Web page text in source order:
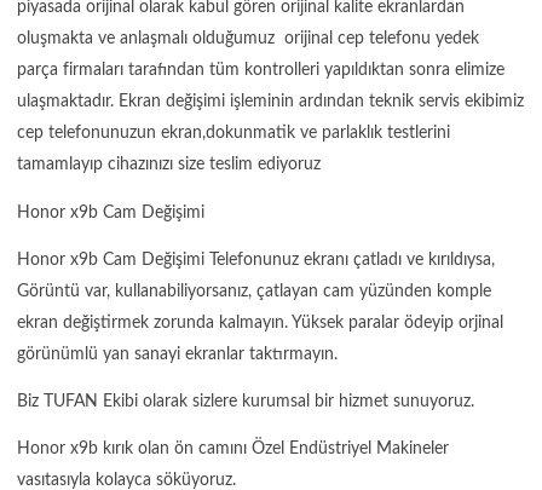
piyasada orijinal olarak kabul gören orijinal kalite ekranlardan
oluşmakta ve anlaşmalı olduğumuz orijinal cep telefonu yedek
parça firmaları tarafından tüm kontrolleri yapıldıktan sonra elimize
ulaşmaktadır. Ekran değişimi işleminin ardından teknik servis ekibimiz
cep telefonunuzun ekran,dokunmatik ve parlaklık testlerini
tamamlayıp cihazınızı size teslim ediyoruz
Honor x9b Cam Değişimi
Honor x9b Cam Değişimi Telefonunuz ekranı çatladı ve kırıldıysa,
Görüntü var, kullanabiliyorsanız, çatlayan cam yüzünden komple
ekran değiştirmek zorunda kalmayın. Yüksek paralar ödeyip orjinal
görünümlü yan sanayi ekranlar taktırmayın.
Biz TUFAN Ekibi olarak sizlere kurumsal bir hizmet sunuyoruz.
Honor x9b kırık olan ön camını Özel Endüstriyel Makineler
vasıtasıyla kolayca söküyoruz.